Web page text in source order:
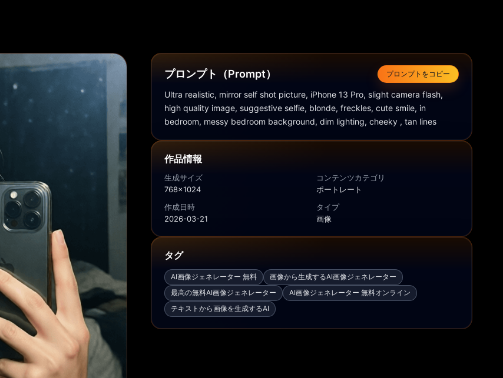
プロンプト（Prompt） プロンプトをコピー
Ultra realistic, mirror self shot picture, iPhone 13 Pro, slight camera flash,
high quality image, suggestive selfie, blonde, freckles, cute smile, in
bedroom, messy bedroom background, dim lighting, cheeky , tan lines
作品情報
生成サイズ
768x1024
コンテンツカテゴリ
ポートレート
作成日時
2026-03-21
タイプ
画像
タグ
AI画像ジェネレーター 無料
画像から生成するAI画像ジェネレーター
最高の無料AI画像ジェネレーター
AI画像ジェネレーター 無料オンライン
テキストから画像を生成するAI